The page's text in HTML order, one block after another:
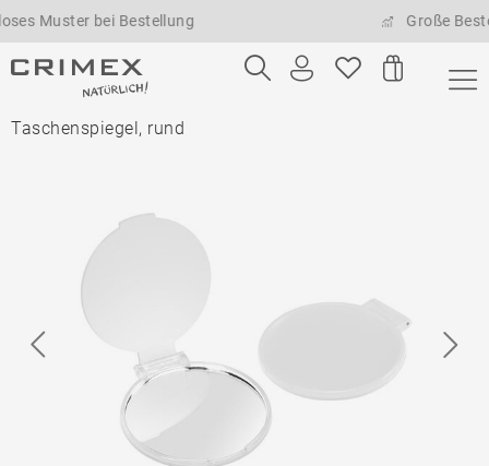
bei Bestellung Große
Taschenspiegel, rund